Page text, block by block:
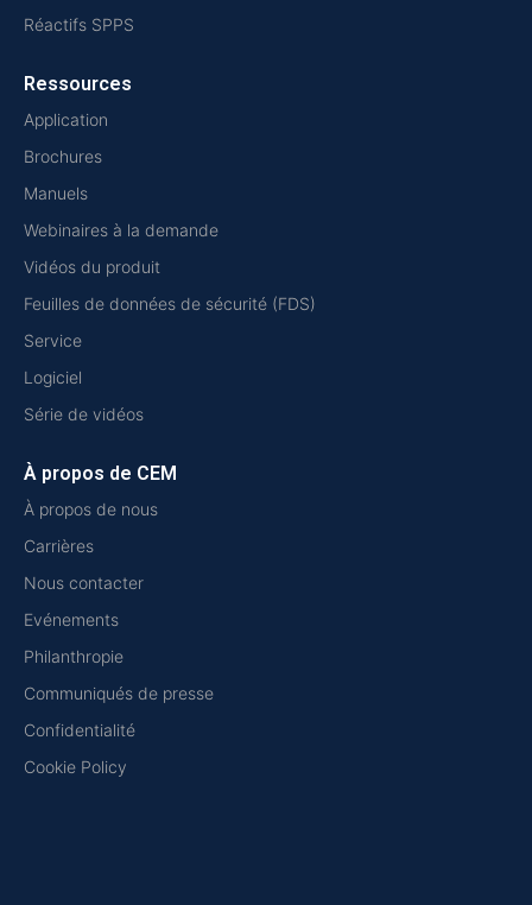
Réactifs SPPS
Ressources
Application
Brochures
Manuels
Webinaires à la demande
Vidéos du produit
Feuilles de données de sécurité (FDS)
Service
Logiciel
Série de vidéos
À propos de CEM
À propos de nous
Carrières
Nous contacter
Evénements
Philanthropie
Communiqués de presse
Confidentialité
Cookie Policy